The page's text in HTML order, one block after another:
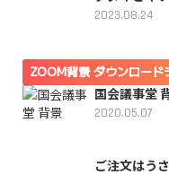
2023.08.24
ZOOM背景 ダウンロード
国会議事堂
2020.05.07
ご注文はう